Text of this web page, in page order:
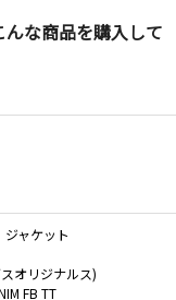
な商品を購入して
ジャケット
オリジナルス)
FB TT